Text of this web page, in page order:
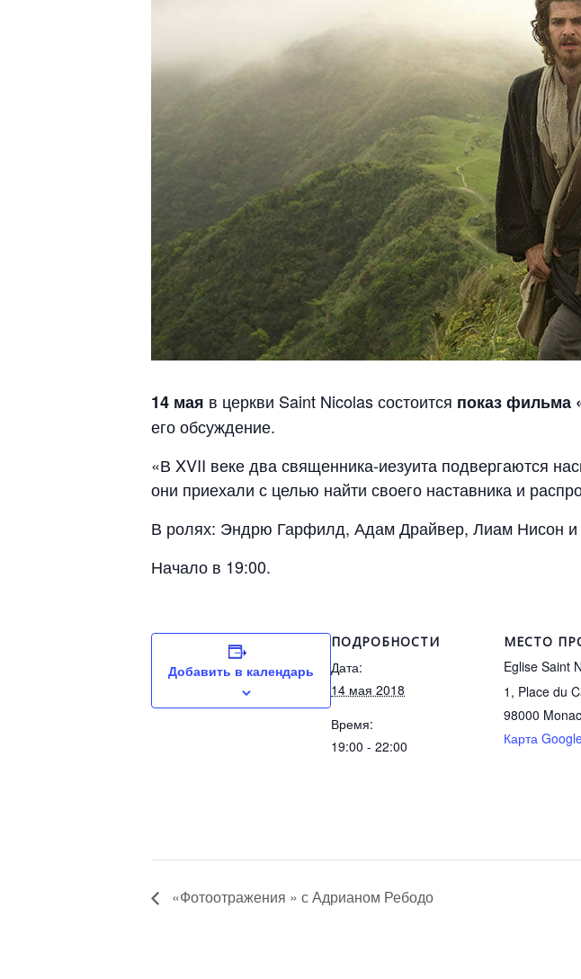
14 мая в церкви Saint Nicolas состоится показ фильма
его обсуждение.
«В XVII веке два священника-иезуита подвергаются
они приехали с целью найти своего наставника и
В ролях: Эндрю Гарфилд, Адам Драйвер, Лиам Нисон и
Начало в 19:00.
Добавить в календарь
ПОДРОБНОСТИ
Дата:
14 мая 2018
Время:
19:00 - 22:00
МЕСТО
Eglise Saint
1, Place du
98000
Карта
«Фотоотражения » с Адрианом Ребодо